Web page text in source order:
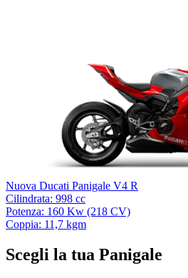
Nuova Ducati Panigale V4 R
Cilindrata: 998 cc
Potenza: 160 Kw (218 CV)
Coppia: 11,7 kgm
Scegli la tua Panigale